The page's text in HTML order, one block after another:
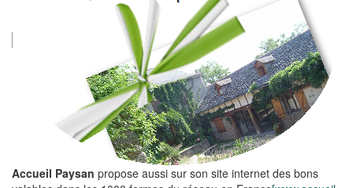
Accueil Paysan propose aussi sur son site internet des bons